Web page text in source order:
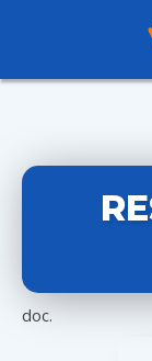
doc.